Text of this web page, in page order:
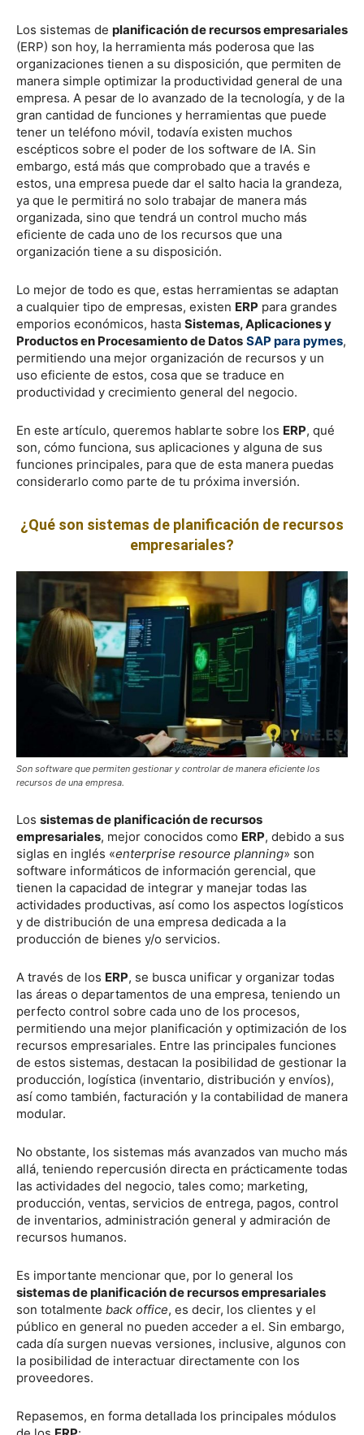
Los sistemas de planificación de recursos empresariales
(ERP) son hoy, la herramienta más poderosa que las
organizaciones tienen a su disposición, que permiten de
manera simple optimizar la productividad general de una
empresa. A pesar de lo avanzado de la tecnología, y de la
gran cantidad de funciones y herramientas que puede
tener un teléfono móvil, todavía existen muchos
escépticos sobre el poder de los software de IA. Sin
embargo, está más que comprobado que a través e
estos, una empresa puede dar el salto hacia la grandeza,
ya que le permitirá no solo trabajar de manera más
organizada, sino que tendrá un control mucho más
eficiente de cada uno de los recursos que una
organización tiene a su disposición.
Lo mejor de todo es que, estas herramientas se adaptan
a cualquier tipo de empresas, existen ERP para grandes
emporios económicos, hasta Sistemas, Aplicaciones y
Productos en Procesamiento de Datos SAP para pymes,
permitiendo una mejor organización de recursos y un
uso eficiente de estos, cosa que se traduce en
productividad y crecimiento general del negocio.
En este artículo, queremos hablarte sobre los ERP, qué
son, cómo funciona, sus aplicaciones y alguna de sus
funciones principales, para que de esta manera puedas
considerarlo como parte de tu próxima inversión.
¿Qué son sistemas de planificación de recursos
empresariales?
Son software que permiten gestionar y controlar de manera eficiente los
recursos de una empresa.
Los sistemas de planificación de recursos
empresariales, mejor conocidos como ERP, debido a sus
siglas en inglés «enterprise resource planning» son
software informáticos de información gerencial, que
tienen la capacidad de integrar y manejar todas las
actividades productivas, así como los aspectos logísticos
y de distribución de una empresa dedicada a la
producción de bienes y/o servicios.
A través de los ERP, se busca unificar y organizar todas
las áreas o departamentos de una empresa, teniendo un
perfecto control sobre cada uno de los procesos,
permitiendo una mejor planificación y optimización de los
recursos empresariales. Entre las principales funciones
de estos sistemas, destacan la posibilidad de gestionar la
producción, logística (inventario, distribución y envíos),
así como también, facturación y la contabilidad de manera
modular.
No obstante, los sistemas más avanzados van mucho más
allá, teniendo repercusión directa en prácticamente todas
las actividades del negocio, tales como; marketing,
producción, ventas, servicios de entrega, pagos, control
de inventarios, administración general y admiración de
recursos humanos.
Es importante mencionar que, por lo general los
sistemas de planificación de recursos empresariales
son totalmente back office, es decir, los clientes y el
público en general no pueden acceder a el. Sin embargo,
cada día surgen nuevas versiones, inclusive, algunos con
la posibilidad de interactuar directamente con los
proveedores.
Repasemos, en forma detallada los principales módulos